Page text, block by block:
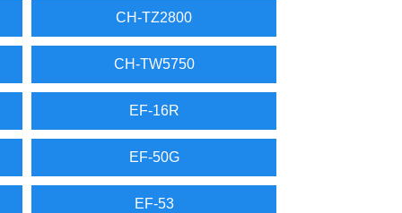
CH-TZ2800
CH-TW5750
EF-16R
EF-50G
EF-53